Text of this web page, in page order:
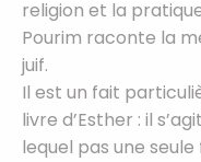
religion et la
Pourim raconte la
juif.
Il est un fait
livre d’Esther : il
lequel pas une